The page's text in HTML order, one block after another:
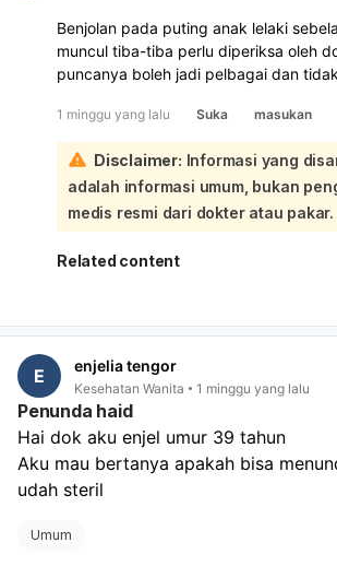
Benjolan pada puting anak lelaki
muncul tiba-tiba perlu diperiksa oleh
puncanya boleh jadi pelbagai dan
yang membengkak, sista, jangkitan,
benjolan lain pada kulit/payudara.
ke pakar pediatrik atau pakar bedah
pemeriksaan lanjut. Jika benjolan
merah, sakit, bernanah, atau disertai
dapatkan rawatan.
1 minggu yang lalu Suka masukan
Disclaimer: Informasi yang
adalah informasi umum, bukan
medis resmi dari dokter atau pakar.
Related content
E enjelia tengor
Kesehatan Wanita 1 minggu yang lalu
Penunda haid
Hai dok aku enjel umur 39 tahun
Aku mau bertanya apakah bisa
udah steril
Umum